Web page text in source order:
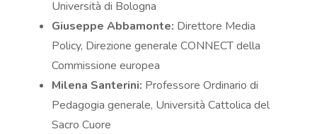
Università di Bologna
Giuseppe Abbamonte: Direttore Media
Policy, Direzione generale CONNECT della
Commissione europea
Milena Santerini: Professore Ordinario di
Pedagogia generale, Università Cattolica del
Sacro Cuore